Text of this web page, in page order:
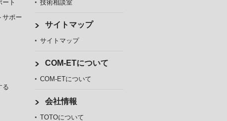
ト
サポー
る
技術相談室
サイトマップ
サイトマップ
COM-ETについて
COM-ETについて
会社情報
TOTOについて